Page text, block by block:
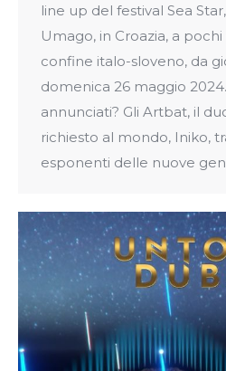
line up del festival Sea
Umago, in Croazia, a
confine italo-sloveno, da
domenica 26 maggio
annunciati? Gli Artbat, il
richiesto al mondo, Iniko,
esponenti delle nuove